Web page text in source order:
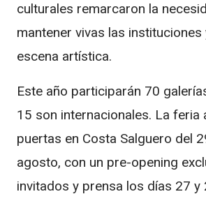
culturales remarcaron la
mantener vivas las instituciones
escena artística.
Este año participarán 70
15 son internacionales. La feria
puertas en Costa Salguero del
agosto, con un pre-opening
invitados y prensa los días 27 y